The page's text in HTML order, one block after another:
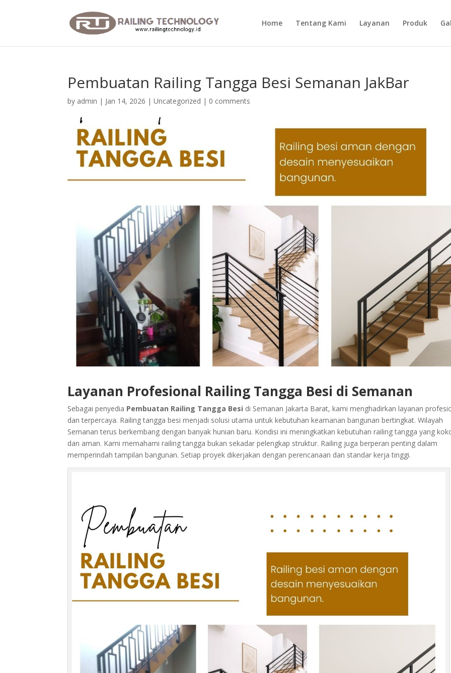
Home Tentang Kami Layanan Produk
Pembuatan Railing Tangga Besi Semanan JakBar
by admin | Jan 14, 2026 |Uncategorized | 0 comments
Layanan Profesional Railing Tangga Besi di Semanan
Sebagai penyedia Pembuatan Railing Tangga Besi di Semanan Jakarta Barat, kami menghadirkan layanan
dan terpercaya. Railing tangga besi menjadi solusi utama untuk kebutuhan keamanan bangunan bertingkat. Wilayah
Semanan terus berkembang dengan banyak hunian baru. Kondisi ini meningkatkan kebutuhan railing tangga yang
dan aman. Kami memahami railing tangga bukan sekadar pelengkap struktur. Railing juga berperan penting dalam
memperindah tampilan bangunan. Setiap proyek dikerjakan dengan perencanaan dan standar kerja tinggi.